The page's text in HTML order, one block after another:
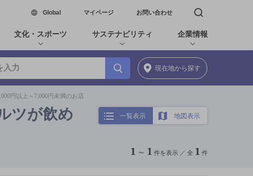
Global新しいウィンドウで開く
マイページ お問い合わせ 検索窓を開く
文化・スポーツ サステナビリティ 企業情報
現在地から探す
円以上～7,000円未満のお店
ツが飲め
一覧表示 地図表示
1 ～ 1 件を表示 ／ 全 1 件